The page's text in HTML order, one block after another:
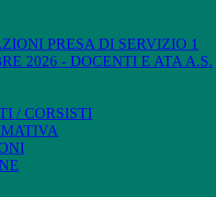
PRESA DI SERVIZIO 1
2026 - DOCENTI E ATA A.S.
/ CORSISTI